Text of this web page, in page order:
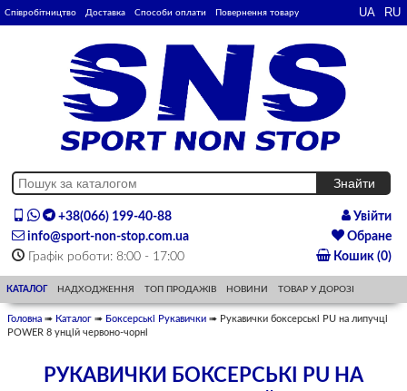
Співробітництво Доставка Способи оплати Повернення товару
+38(066) 199-40-88
info@sport-non-stop.com.ua
Графік роботи: 8:00 - 17:00
Увійти
Обране
Кошик (0)
КАТАЛОГ НАДХОДЖЕННЯ ТОП ПРОДАЖІВ НОВИНИ ТОВАР У ДОРОЗІ
Головна ➠ Каталог ➠ Боксерські Рукавички ➠ Рукавички боксерські PU на липучці
POWER 8 унцій червоно-чорні
РУКАВИЧКИ БОКСЕРСЬКІ PU НА